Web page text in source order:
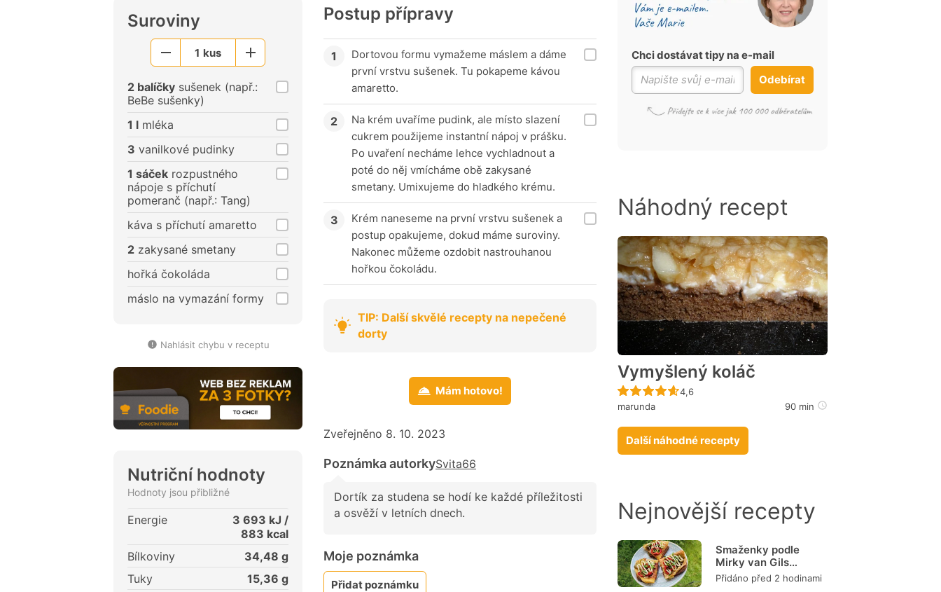
Suroviny
1 kus
Větší
2 balíčky sušenek (např.:
BeBe sušenky)
1 l mléka
3 vanilkové pudinky
1 sáček rozpustného
nápoje s příchutí
pomeranč (např.: Tang)
káva s příchutí amaretto
2 zakysané smetany
hořká čokoláda
máslo na vymazání formy
Nahlásit chybu v receptu
Nutriční hodnoty
Hodnoty jsou přibližné
Energie 3 693 kJ /
883 kcal
Bílkoviny
34,48 g
Tuky
15,36 g
Postup přípravy
Dortovou formu vymažeme máslem a dáme
první vrstvu sušenek. Tu pokapeme kávou
amaretto.
Na krém uvaříme pudink, ale místo slazení
cukrem použijeme instantní nápoj v prášku.
Po uvaření necháme lehce vychladnout a
poté do něj vmícháme obě zakysané
smetany. Umixujeme do hladkého krému.
Krém naneseme na první vrstvu sušenek a
postup opakujeme, dokud máme suroviny.
Nakonec můžeme ozdobit nastrouhanou
hořkou čokoládu.
TIP: Další skvělé recepty na nepečené
dorty
Mám hotovo!
Zveřejněno 8. 10. 2023
Poznámka autorkySvita66
Dortík za studena se hodí ke každé příležitosti
a osvěží v letních dnech.
Moje poznámka
Přidat poznámku
Chci dostávat tipy na e-mail
Odebírat
Náhodný recept
Vymyšlený koláč
Recept ještě nebyl hodnocen
4,6
marunda
90 min
Další náhodné recepty
Nejnovější recepty
Smaženky podle
Mirky van Gils
Slavíkové
Přidáno před 2 hodinami